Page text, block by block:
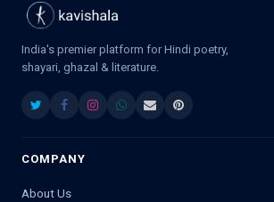
India's premier platform for Hindi poetry,
shayari, ghazal & literature.
COMPANY
About Us